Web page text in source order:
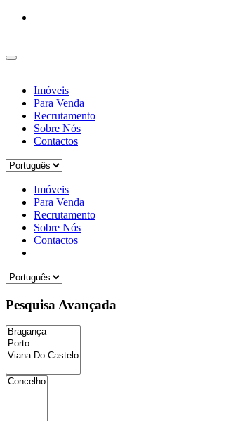
Imóveis
Para Venda
Recrutamento
Sobre Nós
Contactos
Imóveis
Para Venda
Recrutamento
Sobre Nós
Contactos
Pesquisa Avançada